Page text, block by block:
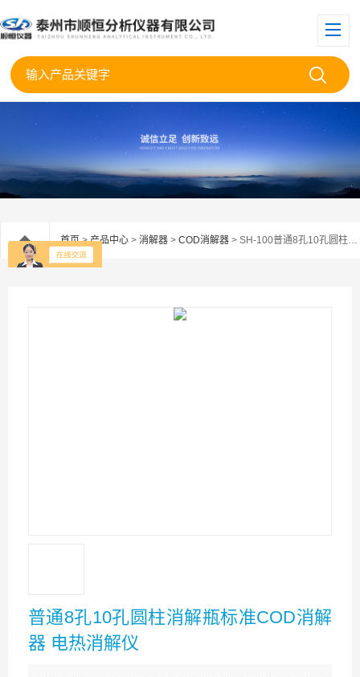
首页>产品中心 > 消解器 > COD消解器 > SH-100普通8孔10孔圆柱消解瓶标准COD消解器 电热消解仪
普通8孔10孔圆柱消解瓶标准COD消解
器 电热消解仪